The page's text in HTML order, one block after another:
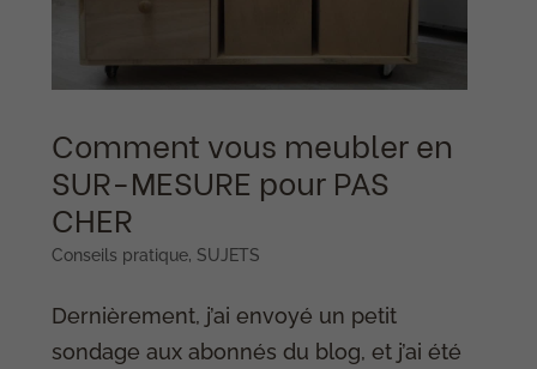
Comment vous meubler en
SUR-MESURE pour PAS
CHER
Conseils pratique, SUJETS
Dernièrement, j’ai envoyé un petit
sondage aux abonnés du blog, et j’ai été